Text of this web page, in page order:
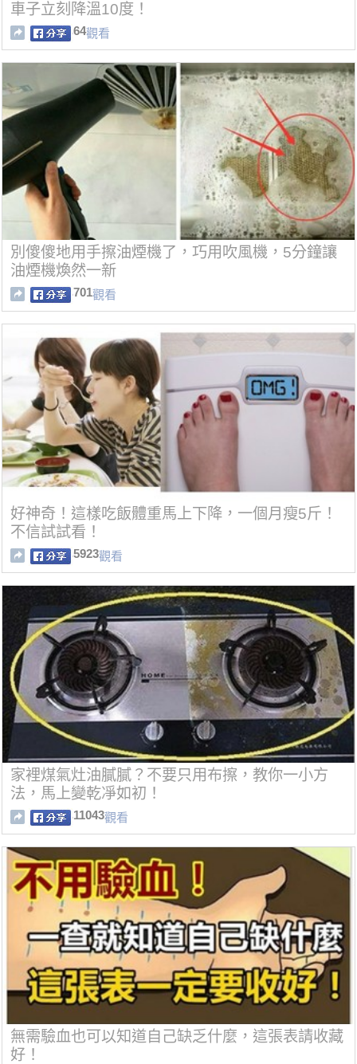
車子立刻降溫10度！
64觀看
別傻傻地用手擦油煙機了，巧用吹風機，5分鐘讓
油煙機煥然一新
701觀看
好神奇！這樣吃飯體重馬上下降，一個月瘦5斤！
不信試試看！
5923觀看
家裡煤氣灶油膩膩？不要只用布擦，教你一小方
法，馬上變乾凈如初！
11043觀看
無需驗血也可以知道自己缺乏什麼，這張表請收藏
好！